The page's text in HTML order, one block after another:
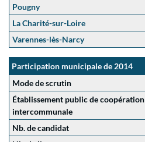
Pougny
La Charité-sur-Loire
Varennes-lès-Narcy
Participation municipale de 2014
Mode de scrutin
Établissement public de coopération
intercommunale
Nb. de candidat